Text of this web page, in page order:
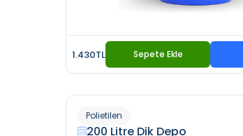
1.430TL Sepete Ekle
Polietilen
200 Litre Dik Depo